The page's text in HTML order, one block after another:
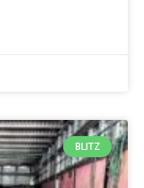
BLITZ